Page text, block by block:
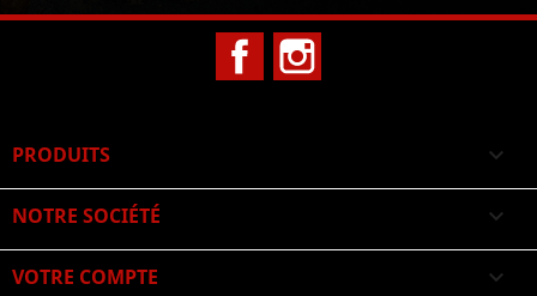
Facebook
PRODUITS 
NOTRE SOCIÉTÉ 
VOTRE COMPTE 